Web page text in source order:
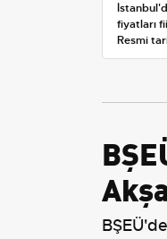
fiyatları
Resmi
satışlar